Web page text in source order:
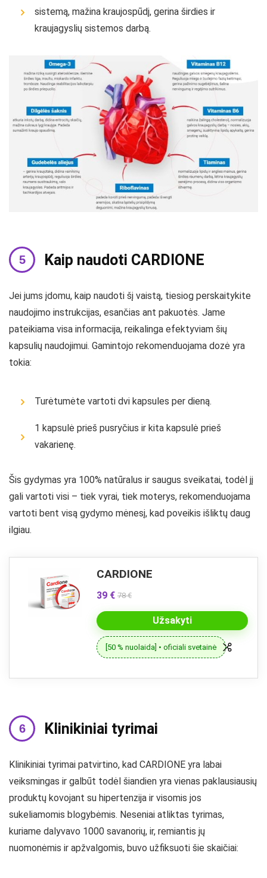
sistemą, mažina kraujospūdį, gerina širdies ir
kraujagyslių sistemos darbą.
Kaip naudoti CARDIONE
Jei jums įdomu, kaip naudoti šį vaistą, tiesiog perskaitykite
naudojimo instrukcijas, esančias ant pakuotės. Jame
pateikiama visa informacija, reikalinga efektyviam šių
kapsulių naudojimui. Gamintojo rekomenduojama dozė yra
tokia:
Turėtumėte vartoti dvi kapsules per dieną.
1 kapsulė prieš pusryčius ir kita kapsulė prieš
vakarienę.
Šis gydymas yra 100% natūralus ir saugus sveikatai, todėl jį
gali vartoti visi – tiek vyrai, tiek moterys, rekomenduojama
vartoti bent visą gydymo mėnesį, kad poveikis išliktų daug
ilgiau.
CARDIONE
39 € 78 €
Užsakyti
[50 % nuolaida] • oficiali svetainė
Klinikiniai tyrimai
Klinikiniai tyrimai patvirtino, kad CARDIONE yra labai
veiksmingas ir galbūt todėl šiandien yra vienas paklausiausių
produktų kovojant su hipertenzija ir visomis jos
sukeliamomis blogybėmis. Neseniai atliktas tyrimas,
kuriame dalyvavo 1000 savanorių, ir, remiantis jų
nuomonėmis ir apžvalgomis, buvo užfiksuoti šie skaičiai: